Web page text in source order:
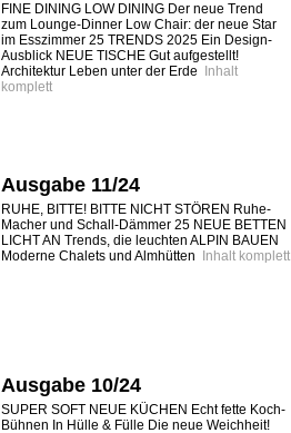
FINE DINING LOW DINING Der neue Trend
zum Lounge-Dinner Low Chair: der neue Star
im Esszimmer 25 TRENDS 2025 Ein Design-
Ausblick NEUE TISCHE Gut aufgestellt!
Architektur Leben unter der Erde
Inhalt
komplett
Ausgabe 11/24
RUHE, BITTE! BITTE NICHT STÖREN Ruhe-
Macher und Schall-Dämmer 25 NEUE BETTEN
LICHT AN Trends, die leuchten ALPIN BAUEN
Moderne Chalets und Almhütten
Inhalt komplett
Ausgabe 10/24
SUPER SOFT NEUE KÜCHEN Echt fette Koch-
Bühnen In Hülle & Fülle Die neue Weichheit!